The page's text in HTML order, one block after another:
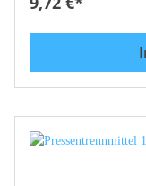
pflegt in einem
und
dauerhaft